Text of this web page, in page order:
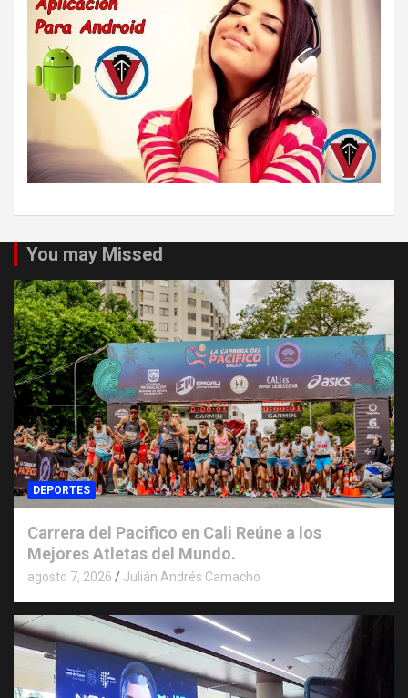
You may Missed
DEPORTES
Carrera del Pacifico en Cali Reúne a los
Mejores Atletas del Mundo.
agosto 7, 2026 Julián Andrés Camacho